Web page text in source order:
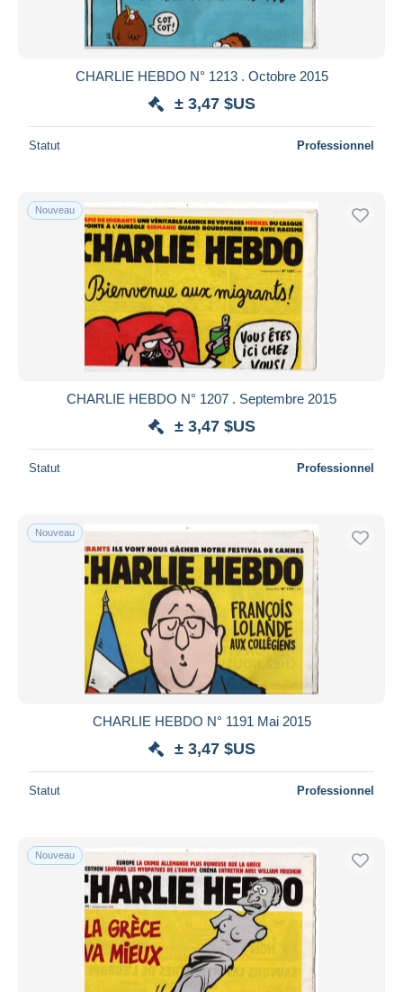
CHARLIE HEBDO N° 1213 . Octobre 2015
± 3,47 $US
Statut Professionnel
Nouveau
CHARLIE HEBDO N° 1207 . Septembre 2015
± 3,47 $US
Statut Professionnel
Nouveau
CHARLIE HEBDO N° 1191 Mai 2015
± 3,47 $US
Statut Professionnel
Nouveau